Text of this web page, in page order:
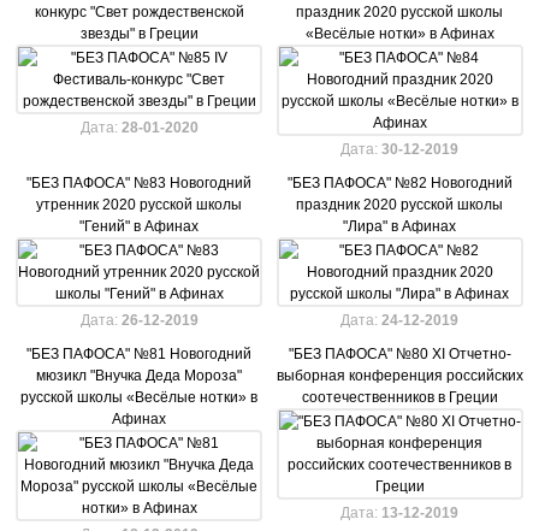
конкурс "Свет рождественской
звезды" в Греции
Дата: 28-01-2020
праздник 2020 русской школы
«Весёлые нотки» в Афинах
Дата:30-12-2019
"БЕЗ ПАФОСА" №83 Новогодний
утренник 2020 русской школы
"Гений" в Афинах
Дата: 26-12-2019
"БЕЗ ПАФОСА" №82 Новогодний
праздник 2020 русской школы
"Лира" в Афинах
Дата:24-12-2019
"БЕЗ ПАФОСА" №81 Новогодний
мюзикл "Внучка Деда Мороза"
русской школы «Весёлые нотки» в
Афинах
"БЕЗ ПАФОСА" №80 XI Отчетно-
выборная конференция российских
соотечественников в Греции
Дата: 13-12-2019